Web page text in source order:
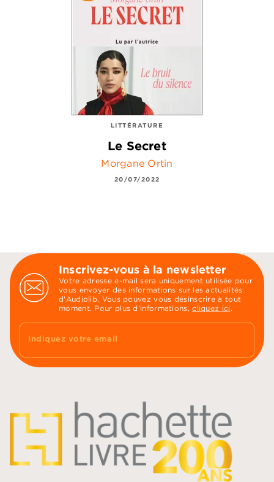
LITTÉRATURE
Le Secret
Morgane Ortin
20/07/2022
Inscrivez-vous à la newsletter
Votre adresse e-mail sera uniquement utilisée pour
vous envoyer des informations sur les actualités
d'Audiolib. Vous pouvez vous désinscrire à tout
moment. Pour plus d’informations,cliquez ici .
Indiquez votre email